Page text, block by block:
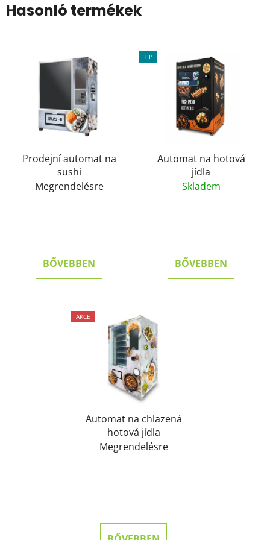
Hasonló termékek
Prodejní automat na
sushi
Megrendelésre
BŐVEBBEN
TIP
Automat na hotová
jídla
Skladem
BŐVEBBEN
AKCE
Automat na chlazená
hotová jídla
Megrendelésre